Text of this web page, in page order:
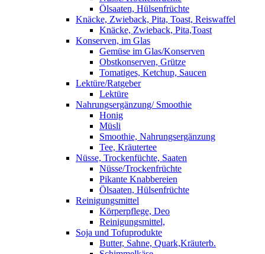
Ölsaaten, Hülsenfrüchte
Knäcke, Zwieback, Pita, Toast, Reiswaffel
Knäcke, Zwieback, Pita,Toast
Konserven, im Glas
Gemüse im Glas/Konserven
Obstkonserven, Grütze
Tomatiges, Ketchup, Saucen
Lektüre/Ratgeber
Lektüre
Nahrungsergänzung/ Smoothie
Honig
Müsli
Smoothie, Nahrungsergänzung
Tee, Kräutertee
Nüsse, Trockenfüchte, Saaten
Nüsse/Trockenfrüchte
Pikante Knabbereien
Ölsaaten, Hülsenfrüchte
Reinigungsmittel
Körperpflege, Deo
Reinigungsmittel,
Soja und Tofuprodukte
Butter, Sahne, Quark,Kräuterb.